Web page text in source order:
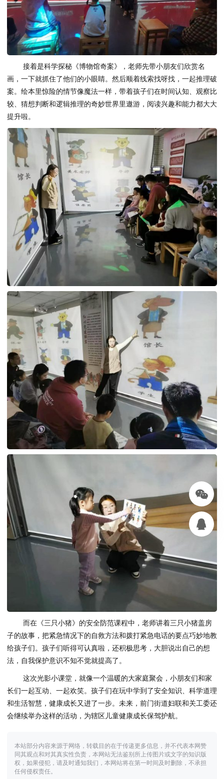
接着是科学探秘《博物馆奇案》，老师先带小朋友们欣赏名
画，一下就抓住了他们的小眼睛。然后顺着线索找呀找，一起推理破
案。绘本里惊险的情节像魔法一样，带着孩子们在时间认知、观察比
较、猜想判断和逻辑推理的奇妙世界里遨游，阅读兴趣和能力都大大
提升啦。
而在《三只小猪》的安全防范课程中，老师讲着三只小猪盖房
子的故事，把紧急情况下的自救方法和拨打紧急电话的要点巧妙地教
给孩子们。孩子们听得可认真啦，还积极思考，大胆说出自己的想
法，自我保护意识不知不觉就提高了。
这次光影小课堂，就像一个温暖的大家庭聚会，小朋友们和家
长们一起互动、一起欢笑。孩子们在玩中学到了安全知识、科学道理
和生活智慧，健康成长又进了一步。未来，前门街道妇联和关工委还
会继续举办这样的活动，为辖区儿童健康成长保驾护航。
本站部分内容来源于网络，转载目的在于传递更多信息，并不代表本网赞
同其观点和对其真实性负责，本网站无法鉴别所上传图片或文字的知识版
权，如果侵犯，请及时通知我们，本网站将在第一时间及时删除，不承担
任何侵权责任。